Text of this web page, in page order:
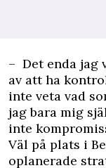
­– Det enda jag
av att ha
inte veta vad
jag bara mig
inte
Väl på plats i
oplanerade